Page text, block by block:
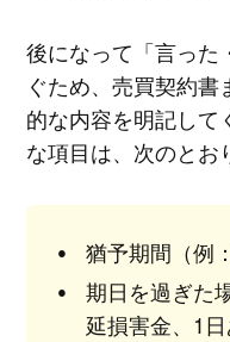
後になって「言った
ぐため、売買契約
的な内容を明記して
な項目は、次のとお
猶予期間（例
期日を過ぎた
延損害金、1日